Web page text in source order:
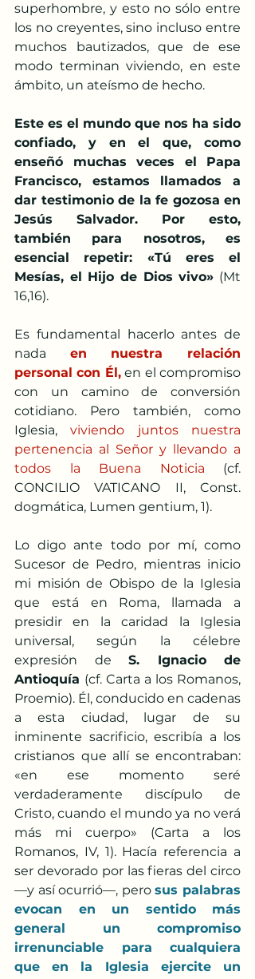
superhombre, y esto no sólo entre
los no creyentes, sino incluso entre
muchos bautizados, que de ese
modo terminan viviendo, en este
ámbito, un ateísmo de hecho.
Este es el mundo que nos ha sido
confiado, y en el que, como
enseñó muchas veces el Papa
Francisco, estamos llamados a
dar testimonio de la fe gozosa en
Jesús Salvador. Por esto,
también para nosotros, es
esencial repetir: «Tú eres el
Mesías, el Hijo de Dios vivo» (Mt
16,16).
Es fundamental hacerlo antes de
nada en nuestra relación
personal con Él, en el compromiso
con un camino de conversión
cotidiano. Pero también, como
Iglesia, viviendo juntos nuestra
pertenencia al Señor y llevando a
todos la Buena Noticia (cf.
CONCILIO VATICANO II, Const.
dogmática, Lumen gentium, 1).
Lo digo ante todo por mí, como
Sucesor de Pedro, mientras inicio
mi misión de Obispo de la Iglesia
que está en Roma, llamada a
presidir en la caridad la Iglesia
universal, según la célebre
expresión de S. Ignacio de
Antioquía (cf. Carta a los Romanos,
Proemio). Él, conducido en cadenas
a esta ciudad, lugar de su
inminente sacrificio, escribía a los
cristianos que allí se encontraban:
«en ese momento seré
verdaderamente discípulo de
Cristo, cuando el mundo ya no verá
más mi cuerpo» (Carta a los
Romanos, IV, 1). Hacía referencia a
ser devorado por las fieras del circo
—y así ocurrió—, pero sus palabras
evocan en un sentido más
general un compromiso
irrenunciable para cualquiera
que en la Iglesia ejercite un